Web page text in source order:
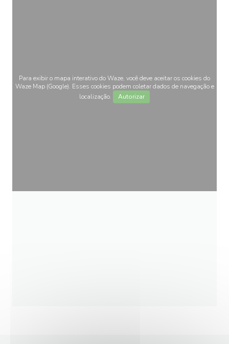
Para exibir o mapa interativo do Waze, você deve aceitar os cookies do
Waze Map (Google). Esses cookies podem coletar dados de navegação e
localização.
Autorizar